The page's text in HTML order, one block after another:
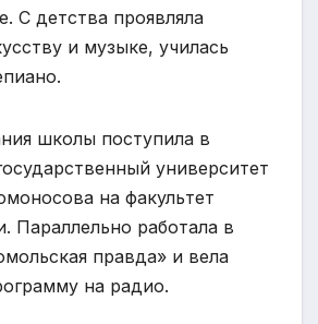
С детства проявляла
и музыке, училась
школы поступила в
университет
на факультет
Параллельно работала в
правда» и вела
на радио.